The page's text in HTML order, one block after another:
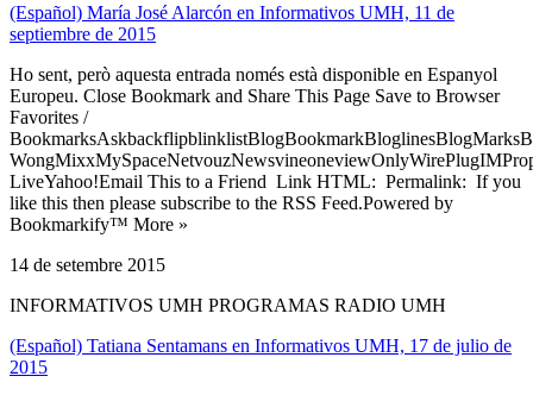
(Español) María José Alarcón en Informativos UMH, 11 de
septiembre de 2015
Ho sent, però aquesta entrada només està disponible en Espanyol
Europeu. Close Bookmark and Share This Page Save to Browser
Favorites /
LiveYahoo!Email This to a Friend Link HTML: Permalink: If you
like this then please subscribe to the RSS Feed.Powered by
Bookmarkify™ More »
14 de setembre 2015
INFORMATIVOS UMH PROGRAMAS RADIO UMH
(Español) Tatiana Sentamans en Informativos UMH, 17 de julio de
2015